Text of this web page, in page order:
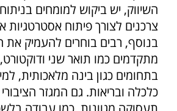
השיווק, יש ביקוש למומחים
צרכנים לצורך פיתוח אסטרטגיות
בנוסף, רבים בוחרים להעמיק את
מתקדמים כמו תואר שני
בתחומים כגון בינה מלאכותית,
כלכלה ובריאות. גם המגזר